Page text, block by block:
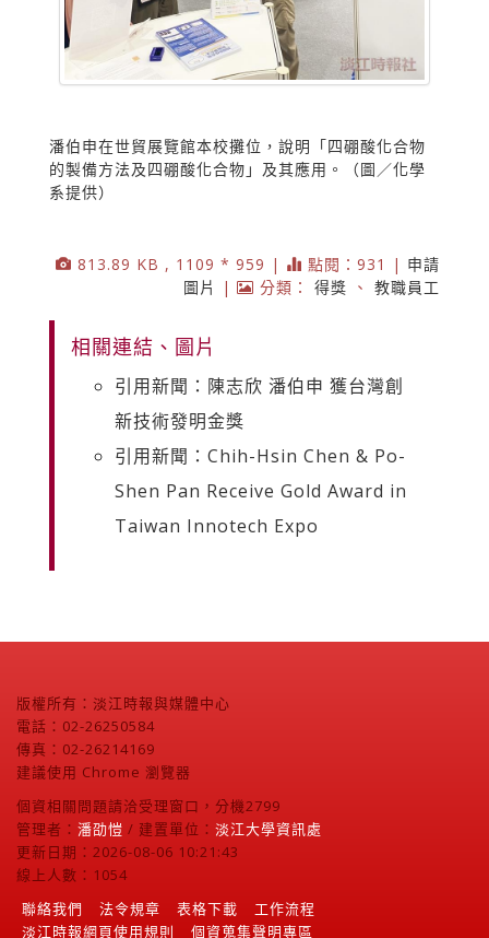
潘伯申在世貿展覽館本校攤位，說明「四硼酸化合物
的製備方法及四硼酸化合物」及其應用。（圖／化學
系提供）
813.89 KB , 1109 * 959 | 點閱：931 | 申請
圖片
| 分類： 得獎 、 教職員工
相關連結、圖片
引用新聞：陳志欣 潘伯申 獲台灣創
新技術發明金獎
引用新聞：Chih-Hsin Chen & Po-
Shen Pan Receive Gold Award in
Taiwan Innotech Expo
版權所有：淡江時報與媒體中心
電話：02-26250584
傳真：02-26214169
建議使用 Chrome 瀏覽器
個資相關問題請洽受理窗口，分機2799
管理者： 潘劭愷 / 建置單位： 淡江大學資訊處
更新日期：2026-08-06 10:21:43
線上人數：1054
聯絡我們
法令規章 表格下載
工作流程
淡江時報網頁使用規則
個資蒐集聲明專區